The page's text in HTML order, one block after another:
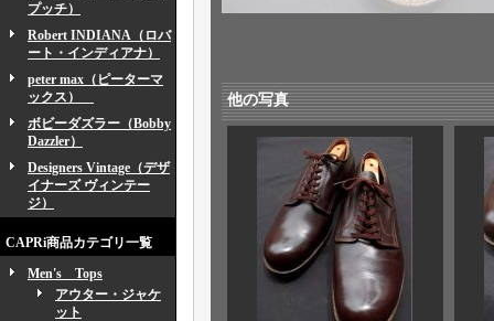
プッチ）
Robert INDIANA（ロバ
ート・インディアナ）
peter max（ピーターマ
ックス）
ボビーダズラー（Bobby
Dazzler）
Designers Vintage（デザ
イナーズ ヴィンテー
ジ）
CAPRi商品カテゴリ一覧
Men's Tops
アウター・ジャケ
ット
他の写真